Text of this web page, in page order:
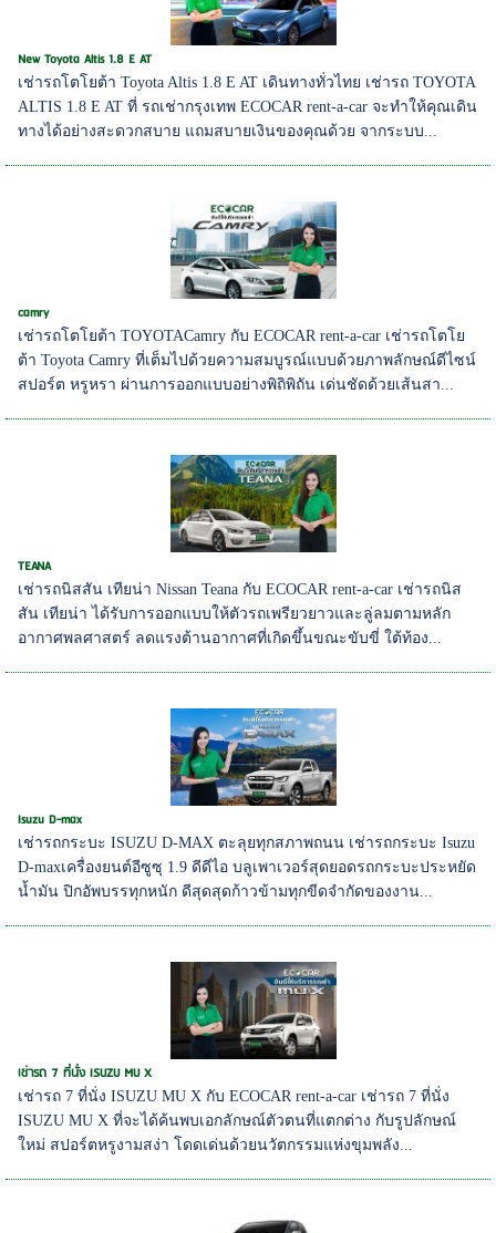
New Toyota Altis 1.8 E AT
เช่ารถโตโยต้า Toyota Altis 1.8 E AT เดินทางทั่วไทย เช่ารถ TOYOTA
ALTIS 1.8 E AT ที่ รถเช่ากรุงเทพ ECOCAR rent-a-car จะทำให้คุณเดิน
ทางได้อย่างสะดวกสบาย แถมสบายเงินของคุณด้วย จากระบบ...
camry
เช่ารถโตโยต้า TOYOTACamry กับ ECOCAR rent-a-car เช่ารถโตโย
ต้า Toyota Camry ที่เต็มไปด้วยความสมบูรณ์แบบด้วยภาพลักษณ์ดีไซน์
สปอร์ต หรูหรา ผ่านการออกแบบอย่างพิถิพิถัน เด่นชัดด้วยเส้นสา...
TEANA
เช่ารถนิสสัน เทียน่า Nissan Teana กับ ECOCAR rent-a-car เช่ารถนิส
สัน เทียน่า ได้รับการออกแบบให้ตัวรถเพรียวยาวและลู่ลมตามหลัก
อากาศพลศาสตร์ ลดแรงต้านอากาศที่เกิดขึ้นขณะขับขี่ ใต้ท้อง...
Isuzu D-max
เช่ารถกระบะ ISUZU D-MAX ตะลุยทุกสภาพถนน เช่ารถกระบะ Isuzu
D-maxเครื่องยนต์อีซูซุ 1.9 ดีดีไอ บลูเพาเวอร์สุดยอดรถกระบะประหยัด
น้ำมัน ปิกอัพบรรทุกหนัก ดีสุดสุดก้าวข้ามทุกขีดจำกัดของงาน...
เช่ารถ 7 ที่นั่ง ISUZU MU X
เช่ารถ 7 ที่นั่ง ISUZU MU X กับ ECOCAR rent-a-car เช่ารถ 7 ที่นั่ง
ISUZU MU X ที่จะได้ค้นพบเอกลักษณ์ตัวตนที่แตกต่าง กับรูปลักษณ์
ใหม่ สปอร์ตหรูงามสง่า โดดเด่นด้วยนวัตกรรมแห่งขุมพลัง...